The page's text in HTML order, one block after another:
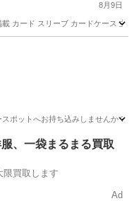
8月9日
載 カード スリーブ カードケース
トへお持ち込みしませんか？
、一袋まるまる買取
限買取します
Ad